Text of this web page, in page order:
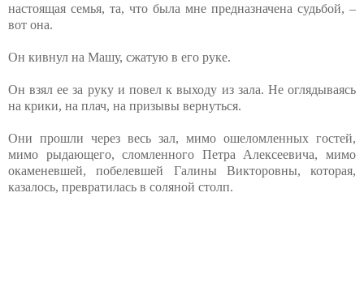
настоящая семья, та, что была мне предназначена судьбой, –
вот она.
Он кивнул на Машу, сжатую в его руке.
Он взял ее за руку и повел к выходу из зала. Не оглядываясь
на крики, на плач, на призывы вернуться.
Они прошли через весь зал, мимо ошеломленных гостей,
мимо рыдающего, сломленного Петра Алексеевича, мимо
окаменевшей, побелевшей Галины Викторовны, которая,
казалось, превратилась в соляной столп.